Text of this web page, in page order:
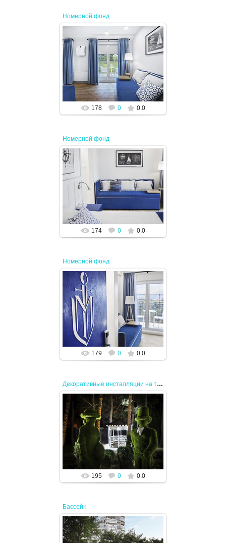
Номерной фонд
02.08.2024
JENEK
178 0 0.0
Номерной фонд
02.08.2024
JENEK
174 0 0.0
Номерной фонд
02.08.2024
JENEK
179 0 0.0
Декоративные инсталляции на территории отеля
02.08.2024
JENEK
195 0 0.0
Бассейн